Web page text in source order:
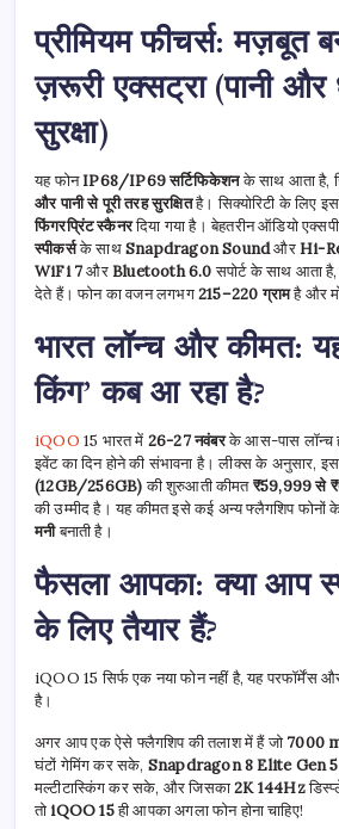
प्रीमियम फीचर्स: मज़बूत
ज़रूरी एक्सट्रा (पानी
सुरक्षा)
यह फोनIP68/IP69 सर्टिफिकेशनके साथ आता है,
और पानी से पूरी तरह सुरक्षितहै। सिक्योरिटी के लिए
फिंगरप्रिंट स्कैनरदिया गया है। बेहतरीन ऑडियो
स्पीकर्सके साथSnapdragon SoundऔरHi-
WiFi 7औरBluetooth 6.0सपोर्ट के साथ आता
देते हैं। फोन का वजन लगभग215–220 ग्रामहै और
भारत लॉन्च और कीमत:
किंग’ कब आ रहा है?
iQOO 15 भारत में 26-27 नवंबरके आस-पास लॉन्च
इवेंट का दिन होने की संभावना है। लीक्स के अनुसार,
(12GB/256GB)की शुरुआती कीमत₹59,999 से
की उम्मीद है। यह कीमत इसे कई अन्य फ्लैगशिप
मनीबनाती है।
फैसला आपका: क्या आप
के लिए तैयार हैं?
iQOO 15 सिर्फ एक नया फोन नहीं है, यह परफॉर्मेंस
है।
अगर आप एक ऐसे फ्लैगशिप की तलाश में हैं जो 7000
घंटों गेमिंग कर सके, Snapdragon 8 Elite Gen 5
मल्टीटास्किंग कर सके, और जिसका2K 144Hz
तो iQOO 15ही आपका अगला फोन होना चाहिए!